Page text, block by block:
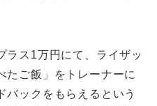
ラス1万円にて、ライザッ
たご飯」をトレーナーに
バックをもらえるという